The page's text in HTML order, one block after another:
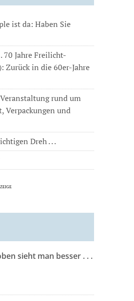
ist da: Haben Sie
70 Jahre Freilicht-
Zurück in die 60er-Jahre
rund um
Verpackungen und
Dreh . . .
sieht man besser . . .